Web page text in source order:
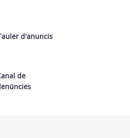
d'anuncis
de